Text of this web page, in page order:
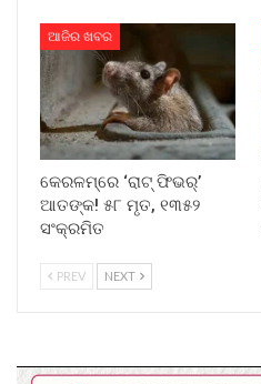
ଆଜିର ଖବର
କେରଳମ୍‌ରେ ‘ରାଟ୍ ଫିଭର୍’
ଆତଙ୍କ! ୫୮ ମୃତ, ୧୩୫୨
ସଂକ୍ରମିତ
PREV NEXT